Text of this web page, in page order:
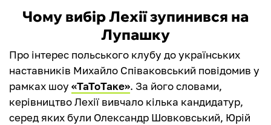
Чому вибір Лехії зупинився на
Лупашку
Про інтерес польського клубу до українських
наставників Михайло Співаковський повідомив у
рамках шоу «ТаТоТаке». За його словами,
керівництво Лехії вивчало кілька кандидатур,
серед яких були Олександр Шовковський, Юрій